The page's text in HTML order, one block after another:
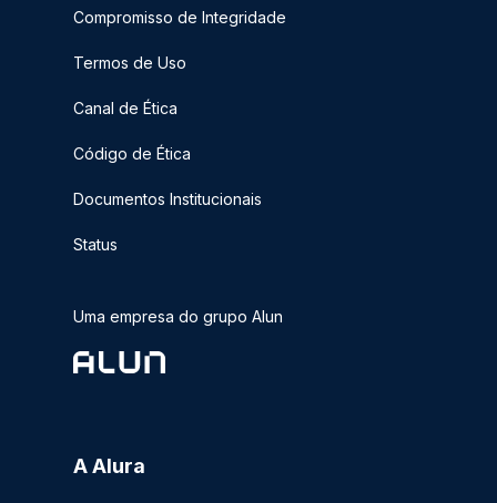
Compromisso de Integridade
Termos de Uso
Canal de Ética
Código de Ética
Documentos Institucionais
Status
Uma empresa do grupo Alun
A Alura